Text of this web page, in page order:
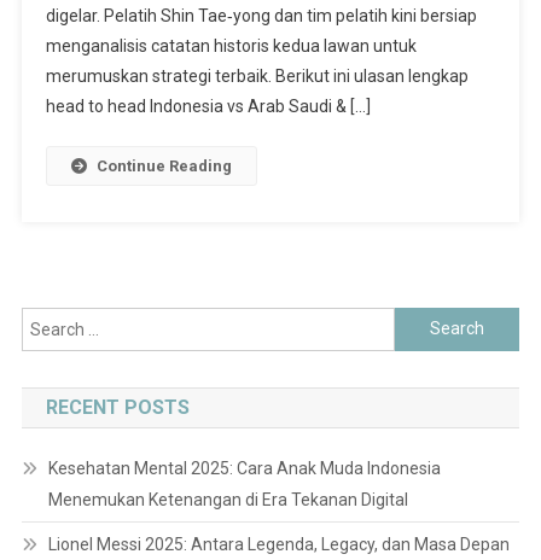
digelar. Pelatih Shin Tae‑yong dan tim pelatih kini bersiap
menganalisis catatan historis kedua lawan untuk
merumuskan strategi terbaik. Berikut ini ulasan lengkap
head to head Indonesia vs Arab Saudi & […]
Continue Reading
Search
for:
RECENT POSTS
Kesehatan Mental 2025: Cara Anak Muda Indonesia
Menemukan Ketenangan di Era Tekanan Digital
Lionel Messi 2025: Antara Legenda, Legacy, dan Masa Depan